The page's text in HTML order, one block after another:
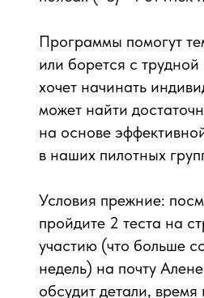
Программы помогут
или борется с
хочет начинать
может найти
на основе
в наших пилотных
Условия прежние:
пройдите 2 теста на
участию (что больше
недель) на почту
обсудит детали, время